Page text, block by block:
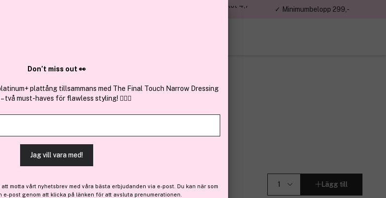
✓ Över 1,5 miljon kunder – Trustpilot 4,7
✓ Minimumbelopp 299,-
LH Cosmetics
Fantastick Lipstick Goldstone 2 g
(4)Läs produktrecensioner (4)
-20%
Före: 243 kr
Lägg till
Don’t miss out 👀
plattång tillsammans med The Final Touch Narrow Dressing
– två must-haves för flawless styling! 💇‍♀️✨
Jag vill vara med!
motta vårt nyhetsbrev med våra bästa erbjudanden via e-post. Du kan när som
post genom att klicka på länken för att avsluta prenumerationen.